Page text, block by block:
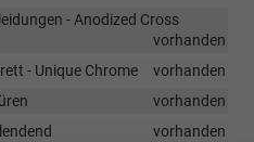
- Anodized Cross
vorhanden
- Unique Chrome
vorhanden
vorhanden
vorhanden